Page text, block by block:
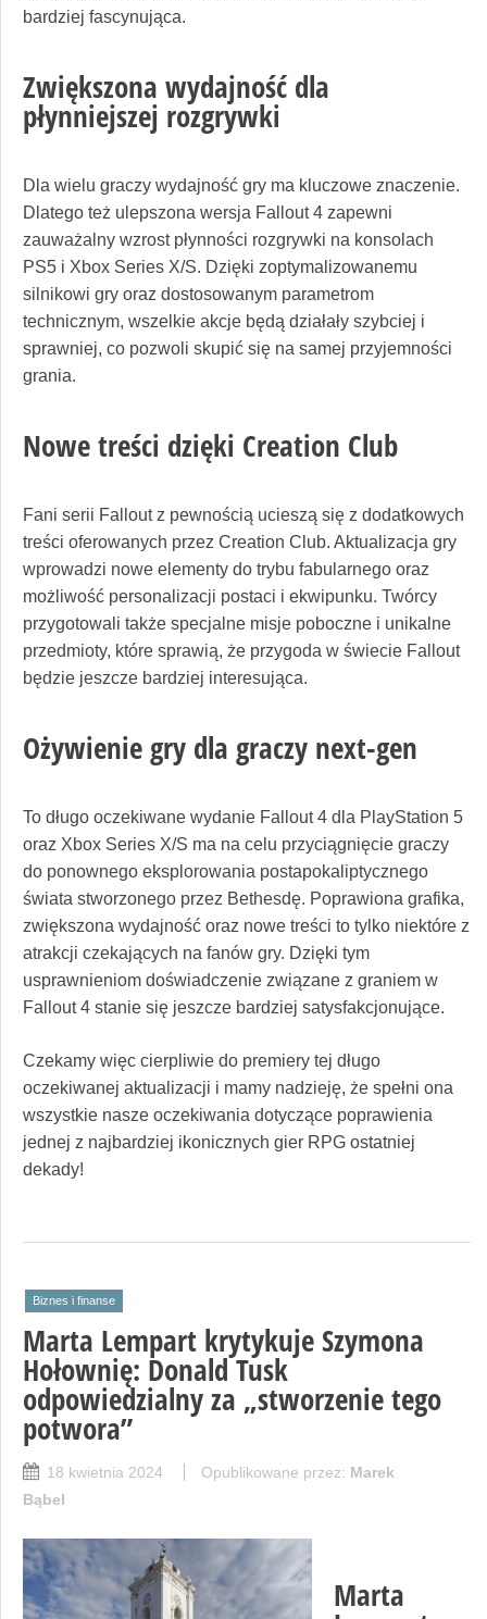
bardziej fascynująca.
Zwiększona wydajność dla
płynniejszej rozgrywki
Dla wielu graczy wydajność gry ma kluczowe znaczenie.
Dlatego też ulepszona wersja Fallout 4 zapewni
zauważalny wzrost płynności rozgrywki na konsolach
PS5 i Xbox Series X/S. Dzięki zoptymalizowanemu
silnikowi gry oraz dostosowanym parametrom
technicznym, wszelkie akcje będą działały szybciej i
sprawniej, co pozwoli skupić się na samej przyjemności
grania.
Nowe treści dzięki Creation Club
Fani serii Fallout z pewnością ucieszą się z dodatkowych
treści oferowanych przez Creation Club. Aktualizacja gry
wprowadzi nowe elementy do trybu fabularnego oraz
możliwość personalizacji postaci i ekwipunku. Twórcy
przygotowali także specjalne misje poboczne i unikalne
przedmioty, które sprawią, że przygoda w świecie Fallout
będzie jeszcze bardziej interesująca.
Ożywienie gry dla graczy next-gen
To długo oczekiwane wydanie Fallout 4 dla PlayStation 5
oraz Xbox Series X/S ma na celu przyciągnięcie graczy
do ponownego eksplorowania postapokaliptycznego
świata stworzonego przez Bethesdę. Poprawiona grafika,
zwiększona wydajność oraz nowe treści to tylko niektóre z
atrakcji czekających na fanów gry. Dzięki tym
usprawnieniom doświadczenie związane z graniem w
Fallout 4 stanie się jeszcze bardziej satysfakcjonujące.
Czekamy więc cierpliwie do premiery tej długo
oczekiwanej aktualizacji i mamy nadzieję, że spełni ona
wszystkie nasze oczekiwania dotyczące poprawienia
jednej z najbardziej ikonicznych gier RPG ostatniej
dekady!
Biznes i finanse
Marta Lempart krytykuje Szymona
Hołownię: Donald Tusk
odpowiedzialny za „stworzenie tego
potwora”
18 kwietnia 2024 Opublikowane przez: Marek
Bąbel
Marta